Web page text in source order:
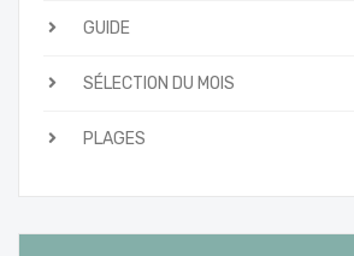
GUIDE
SÉLECTION DU MOIS
PLAGES